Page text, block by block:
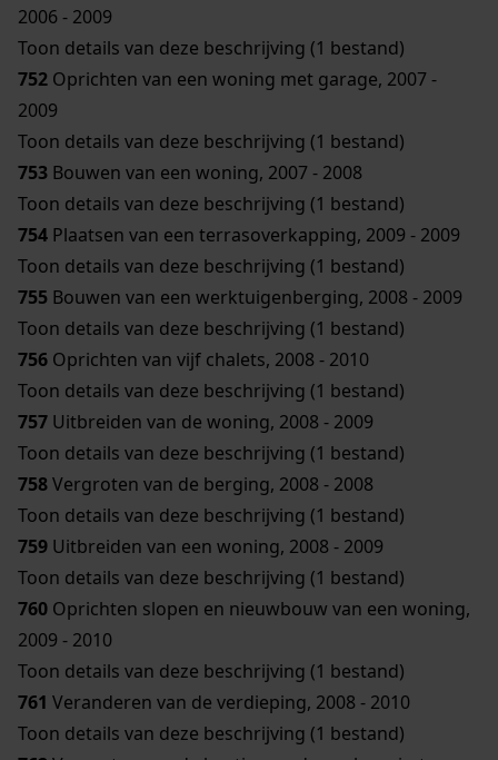
2006 - 2009
Toon details van deze beschrijving (1 bestand)
752 Oprichten van een woning met garage, 2007 -
2009
Toon details van deze beschrijving (1 bestand)
753 Bouwen van een woning, 2007 - 2008
Toon details van deze beschrijving (1 bestand)
754 Plaatsen van een terrasoverkapping, 2009 - 2009
Toon details van deze beschrijving (1 bestand)
755 Bouwen van een werktuigenberging, 2008 - 2009
Toon details van deze beschrijving (1 bestand)
756 Oprichten van vijf chalets, 2008 - 2010
Toon details van deze beschrijving (1 bestand)
757 Uitbreiden van de woning, 2008 - 2009
Toon details van deze beschrijving (1 bestand)
758Vergroten van de berging, 2008 - 2008
Toon details van deze beschrijving (1 bestand)
759 Uitbreiden van een woning, 2008 - 2009
Toon details van deze beschrijving (1 bestand)
760 Oprichten slopen en nieuwbouw van een woning,
2009 - 2010
Toon details van deze beschrijving (1 bestand)
761 Veranderen van de verdieping, 2008 - 2010
Toon details van deze beschrijving (1 bestand)